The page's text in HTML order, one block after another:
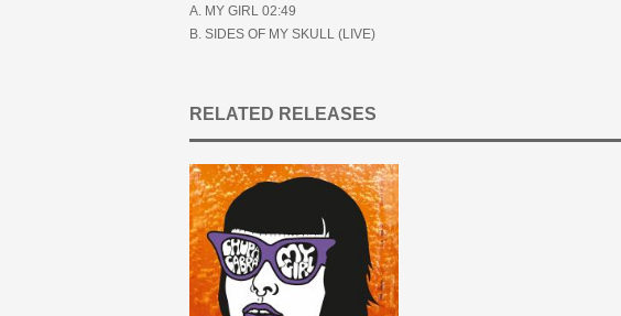
A. MY GIRL 02:49
B. SIDES OF MY SKULL (LIVE)
RELATED RELEASES